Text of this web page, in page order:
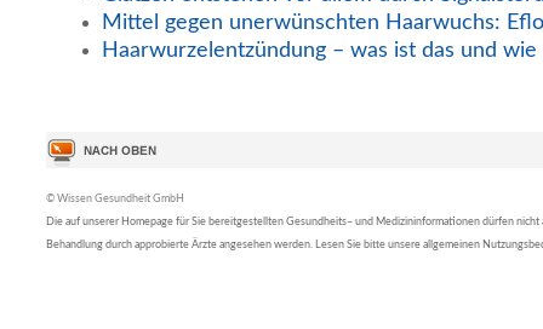
Mittel gegen unerwünschten Haarwuchs:
Haarwurzelentzündung – was ist das und
© Wissen Gesundheit GmbH
Die auf unserer Homepage für Sie bereitgestellten Gesundheits– und Medizininformationen dürfen nicht
Behandlung durch approbierte Ärzte angesehen werden. Lesen Sie bitte unsere allgemeinen